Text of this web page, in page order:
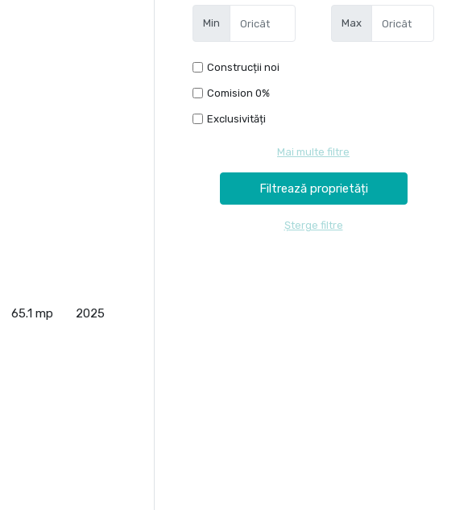
65.1 mp 2025
Min Max
Construcții noi
Comision 0%
Exclusivități
Mai multe filtre
Șterge filtre